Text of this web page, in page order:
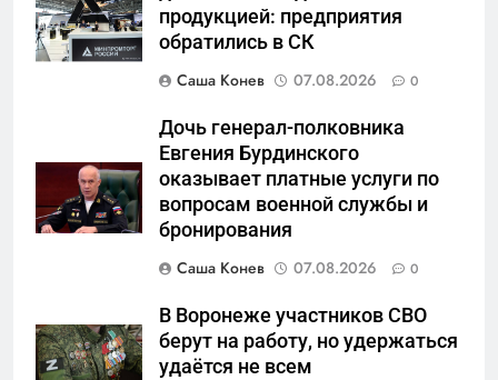
продукцией: предприятия
обратились в СК
Саша Конев
07.08.2026 0
Дочь генерал-полковника
Евгения Бурдинского
оказывает платные услуги по
вопросам военной службы и
бронирования
Саша Конев
07.08.2026 0
В Воронеже участников СВО
берут на работу, но удержаться
удаётся не всем
5
Что происходит в
калининградском анклаве:
защиты Отечества»
6
«500-тонный беспилотник»
или очередная показуха? Что
скрывает российский ВМФ
Перезагрузка в Удмуртии:
Отставка Бречалова как